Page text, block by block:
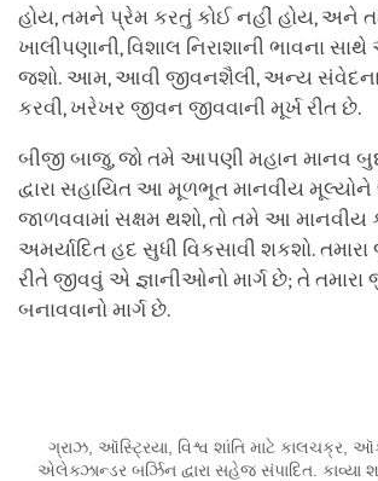
હોય, તમને પ્રેમ કરતું કોઈ નહીં હોય, અને
ખાલીપણાની, વિશાલ નિરાશાની ભાવના
જશો. આમ, આવી જીવનશૈલી, અન્ય
કરવી, ખરેખર જીવન જીવવાની મૂર્ખ રીત છે.
બીજી બાજુ, જો તમે આપણી મહાન માનવ
દ્વારા સહાયિત આ મૂળભૂત માનવીય
જાળવવામાં સક્ષમ થશો, તો તમે આ માનવીય
અમર્યાદિત હદ સુધી વિકસાવી શકશો.
રીતે જીવવું એ જ્ઞાનીઓનો માર્ગ છે; તે તમારા
બનાવવાનો માર્ગ છે.
ગ્રાઝ, ઑસ્ટ્રિયા, વિશ્વ શાંતિ માટે કાલચક્ર,
એલેક્ઝાન્ડર બર્ઝિન દ્વારા સહેજ સંપાદિત. કાવ્યા